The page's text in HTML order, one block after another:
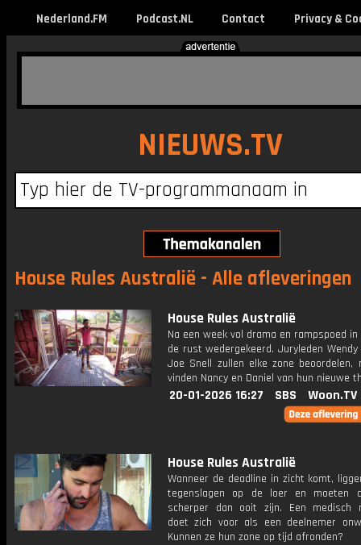
Nederland.FM Podcast.NL Contact Privacy &
NIEUWS.TV
House Rules Australië - Alle afleveringen
House Rules Australië
Na een week vol drama en rampspoed in
de rust wedergekeerd. Juryleden
Joe Snell zullen elke zone beoordelen,
vinden Nancy en Daniel van hun nieuwe
20-01-2026 16:27 SBS Woon.TV
House Rules Australië
Wanneer de deadline in zicht komt,
tegenslagen op de loer en moeten
scherper dan ooit zijn. Een medisch
doet zich voor als een deelnemer
Kunnen ze hun zone op tijd afronden?